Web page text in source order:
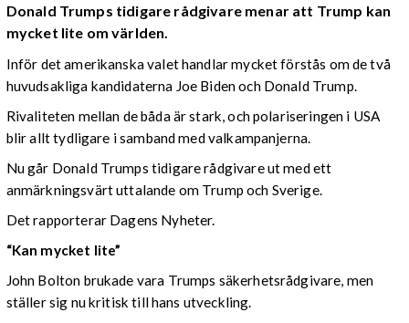
Donald Trumps tidigare rådgivare menar att Trump kan
mycket lite om världen.
Inför det amerikanska valet handlar mycket förstås om de två
huvudsakliga kandidaterna Joe Biden och Donald Trump.
Rivaliteten mellan de båda är stark, och polariseringen i USA
blir allt tydligare i samband med valkampanjerna.
Nu går Donald Trumps tidigare rådgivare ut med ett
anmärkningsvärt uttalande om Trump och Sverige.
Det rapporterar Dagens Nyheter.
“Kan mycket lite”
John Bolton brukade vara Trumps säkerhetsrådgivare, men
ställer sig nu kritisk till hans utveckling.